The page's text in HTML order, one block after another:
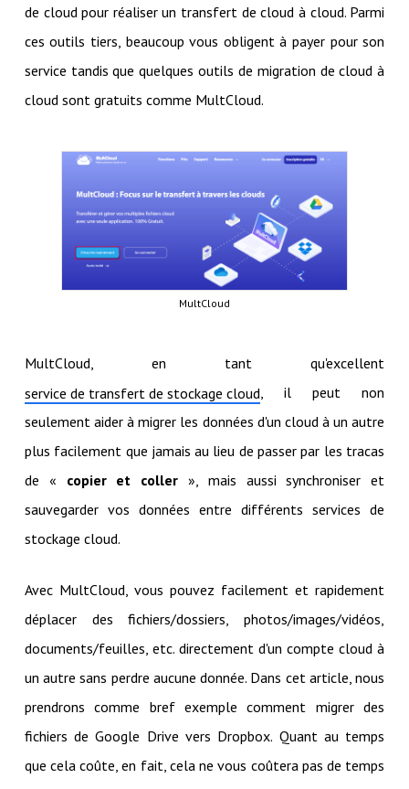
de cloud pour réaliser un transfert de cloud à cloud. Parmi
ces outils tiers, beaucoup vous obligent à payer pour son
service tandis que quelques outils de migration de cloud à
cloud sont gratuits comme MultCloud.
MultCloud
MultCloud, en tant qu'excellent
service de transfert de stockage cloud, il peut non
seulement aider à migrer les données d'un cloud à un autre
plus facilement que jamais au lieu de passer par les tracas
de « copier et coller », mais aussi synchroniser et
sauvegarder vos données entre différents services de
stockage cloud.
Avec MultCloud, vous pouvez facilement et rapidement
déplacer des fichiers/dossiers, photos/images/vidéos,
documents/feuilles, etc. directement d'un compte cloud à
un autre sans perdre aucune donnée. Dans cet article, nous
prendrons comme bref exemple comment migrer des
fichiers de Google Drive vers Dropbox. Quant au temps
que cela coûte, en fait, cela ne vous coûtera pas de temps